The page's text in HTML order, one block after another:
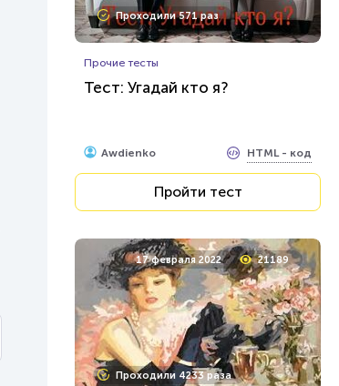
Проходили 571 раз
Прочие тесты
Тест: Угадай кто я?
Awdienko HTML - код
Пройти тест
17 февраля 2022 21189
Проходили 4233 раза